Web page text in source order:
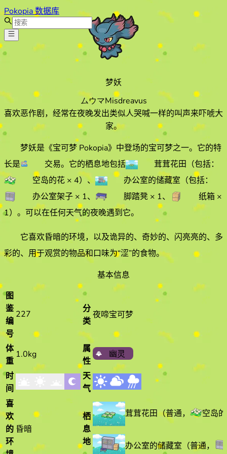
Pokopia 数据库
梦妖
ムウマMisdreavus
喜欢恶作剧，经常在夜晚发出类似人哭喊一样的叫声来吓唬大
家。
梦妖是《宝可梦 Pokopia》中登场的宝可梦之一。它的特
长是 交易。它的栖息地包括 茸茸花田 （包括：
空岛的花 × 4）、 办公室的储藏室 （包括：
办公室架子 × 1、 脚踏凳 × 1、 纸箱 ×
1） 。 可以在任何天气的夜晚遇到它。
它喜欢昏暗的环境，以及诡异的、奇妙的、闪亮亮的、多
彩的、用于观赏的物品和口味为“涩”的食物。
基本信息
图
鉴
编
号
227
分
类
夜啼宝可梦
体
重
1.0kg
属
性
幽灵
时
间
天
气
喜
欢
的
环
昏暗
栖
息
地
茸茸花田（普通， 空岛
办公室的储藏室 （普通，